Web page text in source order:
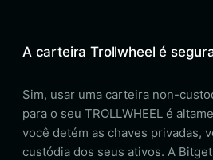
A carteira Trollwheel é
Sim, usar uma carteira non-
para o seu TROLLWHEEL é
você detém as chaves privadas,
custódia dos seus ativos. A